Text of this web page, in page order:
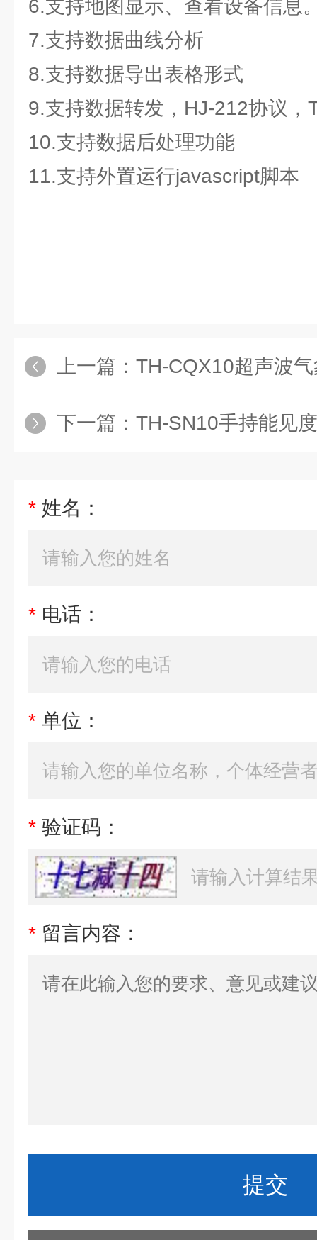
6.支持地图显示、查看设备信息
7.支持数据曲线分析
8.支持数据导出表格形式
9.支持数据转发，HJ-212协议，
10.支持数据后处理功能
11.支持外置运行javascript脚本
上一篇： TH-CQX10超声波
下一篇： TH-SN10手持能见
* 姓名：
* 电话：
* 单位：
* 验证码：
* 留言内容：